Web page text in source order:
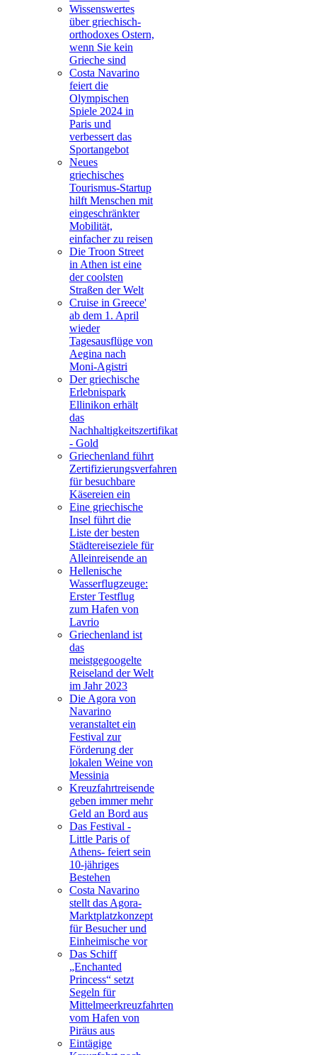
Wissenswertes
über griechisch-
orthodoxes Ostern,
wenn Sie kein
Grieche sind
Costa Navarino
feiert die
Olympischen
Spiele 2024 in
Paris und
verbessert das
Sportangebot
Neues
griechisches
Tourismus-Startup
hilft Menschen mit
eingeschränkter
Mobilität,
einfacher zu reisen
Die Troon Street
in Athen ist eine
der coolsten
Straßen der Welt
Cruise in Greece'
ab dem 1. April
wieder
Tagesausflüge von
Aegina nach
Moni-Agistri
Der griechische
Erlebnispark
Ellinikon erhält
das
Nachhaltigkeitszertifikat
- Gold
Griechenland führt
Zertifizierungsverfahren
für besuchbare
Käsereien ein
Eine griechische
Insel führt die
Liste der besten
Städtereiseziele für
Alleinreisende an
Hellenische
Wasserflugzeuge:
Erster Testflug
zum Hafen von
Lavrio
Griechenland ist
das
meistgegoogelte
Reiseland der Welt
im Jahr 2023
Die Agora von
Navarino
veranstaltet ein
Festival zur
Förderung der
lokalen Weine von
Messinia
Kreuzfahrtreisende
geben immer mehr
Geld an Bord aus
Das Festival -
Little Paris of
Athens- feiert sein
10-jähriges
Bestehen
Costa Navarino
stellt das Agora-
Marktplatzkonzept
für Besucher und
Einheimische vor
Das Schiff
„Enchanted
Princess“ setzt
Segeln für
Mittelmeerkreuzfahrten
vom Hafen von
Piräus aus
Eintägige